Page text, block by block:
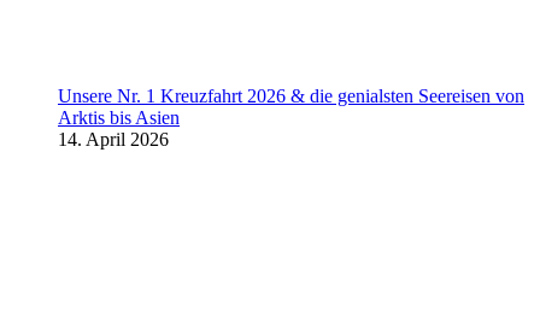
Unsere Nr. 1 Kreuzfahrt 2026 & die genialsten Seereisen von
Arktis bis Asien
14. April 2026